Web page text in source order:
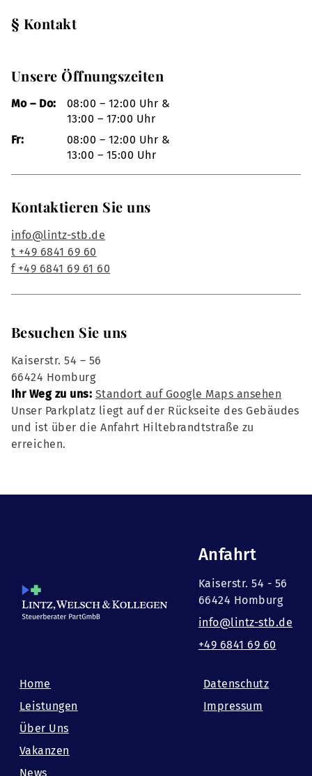
§ Kontakt
Unsere Öffnungszeiten
Mo – Do:
08:00 – 12:00 Uhr &
13:00 – 17:00 Uhr
Fr:
08:00 – 12:00 Uhr &
13:00 – 15:00 Uhr
Kontaktieren Sie uns
info@lintz-stb.de
t +49 6841 69 60
f +49 6841 69 61 60
Besuchen Sie uns
Kaiserstr. 54 – 56
66424 Homburg
Ihr Weg zu uns: Standort auf Google Maps ansehen
Unser Parkplatz liegt auf der Rückseite des Gebäudes
und ist über die Anfahrt Hiltebrandtstraße zu
erreichen.
Anfahrt
Kaiserstr. 54 - 56
66424 Homburg
info@lintz-stb.de
+49 6841 69 60
Home
Leistungen
Über Uns
Vakanzen
News
Datenschutz
Impressum